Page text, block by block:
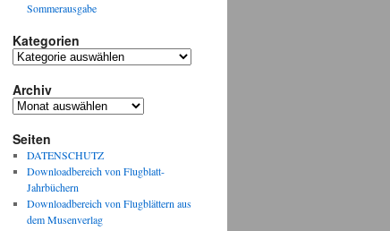
Sommerausgabe
Kategorien
Kategorien
Archiv
Archiv
Seiten
DATENSCHUTZ
Downloadbereich von Flugblatt-
Jahrbüchern
Downloadbereich von Flugblättern aus
dem Musenverlag